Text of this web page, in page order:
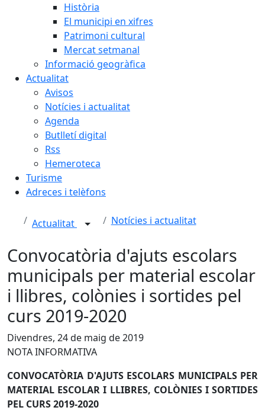
Història
El municipi en xifres
Patrimoni cultural
Mercat setmanal
Informació geogràfica
Actualitat
Avisos
Notícies i actualitat
Agenda
Butlletí digital
Rss
Hemeroteca
Turisme
Adreces i telèfons
Actualitat Notícies i actualitat
Convocatòria d'ajuts escolars
municipals per material escolar
i llibres, colònies i sortides pel
curs 2019-2020
Divendres, 24 de maig de 2019
NOTA INFORMATIVA
CONVOCATÒRIA D'AJUTS ESCOLARS MUNICIPALS PER
MATERIAL ESCOLAR I LLIBRES, COLÒNIES I SORTIDES
PEL CURS 2019-2020